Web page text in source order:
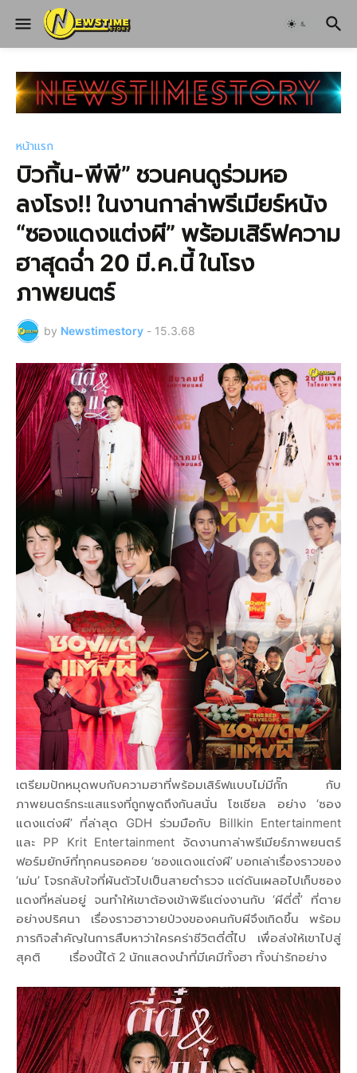
หน้าแรก
บิวกิ้น-พีพี” ชวนคนดูร่วมหอ
ลงโรง!! ในงานกาล่าพรีเมียร์หนัง
“ซองแดงแต่งผี” พร้อมเสิร์ฟความ
ฮาสุดฉ่ำ 20 มี.ค.นี้ ในโรง
ภาพยนตร์
by Newstimestory - 15.3.68
เตรียมปักหมุดพบกับความฮาที่พร้อมเสิร์ฟแบบไม่มีกั๊ก กับ
ภาพยนตร์กระแสแรงที่ถูกพูดถึงกันสนั่น โซเชียล อย่าง ‘ซอง
แดงแต่งผี’ ที่ล่าสุด GDH ร่วมมือกับ Billkin Entertainment
และ PP Krit Entertainment จัดงานกาล่าพรีเมียร์ภาพยนตร์
ฟอร์มยักษ์ที่ทุกคนรอคอย ‘ซองแดงแต่งผี’ บอกเล่าเรื่องราวของ
‘เม่น’ โจรกลับใจที่ผันตัวไปเป็นสายตำรวจ แต่ดันเผลอไปเก็บซอง
แดงที่หล่นอยู่ จนทำให้เขาต้องเข้าพิธีแต่งงานกับ ‘ผีตี่ตี๋’ ที่ตาย
อย่างปริศนา เรื่องราวฮาวายป่วงของคนกับผีจึงเกิดขึ้น พร้อม
ภารกิจสำคัญในการสืบหาว่าใครคร่าชีวิตตี่ตี๋ไป เพื่อส่งให้เขาไปสู่
สุคติ เรื่องนี้ได้ 2 นักแสดงนำที่มีเคมีทั้งฮา ทั้งน่ารักอย่าง